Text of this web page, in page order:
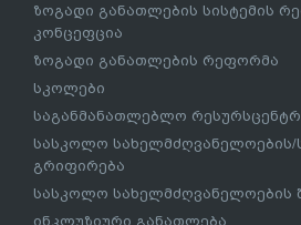
ზოგადი განათლების სისტემის
კონცეფცია
ზოგადი განათლების რეფორმა
სკოლები
საგანმანათლებლო
სასკოლო სახელმძღვანელოების/
გრიფირება
სასკოლო სახელმძღვანელოების
ინკლუზიური განათლება